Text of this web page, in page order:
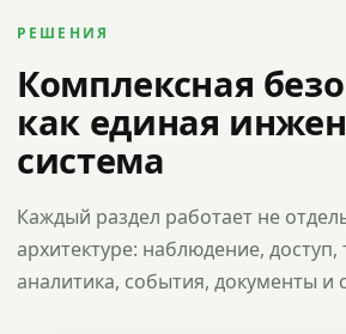
РЕШЕНИЯ
Комплексная
как единая
система
Каждый раздел работает не
архитектуре: наблюдение, доступ,
аналитика, события, документы и